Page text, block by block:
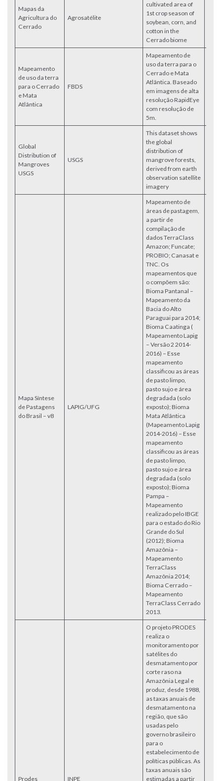
Mapas da
Agricultura do
Cerrado
Agrosatélite
cultivated area of
1st crop season of
soybean, corn, and
cotton in the
Cerrado biome
Mapeamento
de uso da terra
para o Cerrado
e Mata
Atlântica
FBDS
Mapeamento de
uso da terra para o
Cerrado e Mata
Atlântica. Baseado
em imagens de alta
resolução RapidEye
com resolução de
5m.
Global
Distribution of
Mangroves
USGS
USGS
This dataset shows
the global
distribution of
mangrove forests,
derived from earth
observation satellite
imagery
Mapa Síntese
de Pastagens
do Brasil – v8
LAPIG/UFG
Mapeamento de
áreas de pastagem,
a partir de
compilação de
dados TerraClass
Amazon; Funcate;
PROBIO; Canasat e
TNC. Os
mapeamentos que
o compõem são:
Bioma Pantanal –
Mapeamento da
Bacia do Alto
Paraguai para 2014;
Bioma Caatinga (
Mapeamento Lapig
– Versão 2 2014-
2016) – Esse
mapeamento
classificou as áreas
de pasto limpo,
pasto sujo e área
degradada (solo
exposto); Bioma
Mata Atlântica
(Mapeamento Lapig
2014-2016) – Esse
mapeamento
classificou as áreas
de pasto limpo,
pasto sujo e área
degradada (solo
exposto); Bioma
Pampa –
Mapeamento
realizado pelo IBGE
para o estado do Rio
Grande do Sul
(2012); Bioma
Amazônia –
Mapeamento
TerraClass
Amazônia 2014;
Bioma Cerrado –
Mapeamento
TerraClass Cerrado
2013.
Prodes INPE
O projeto PRODES
realiza o
monitoramento por
satélites do
desmatamento por
corte raso na
Amazônia Legal e
produz, desde 1988,
as taxas anuais de
desmatamento na
região, que são
usadas pelo
governo brasileiro
para o
estabelecimento de
políticas públicas. As
taxas anuais são
estimadas a partir